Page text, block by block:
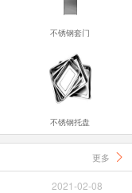
不锈钢套门
不锈钢托盘
更多 
2021-02-08